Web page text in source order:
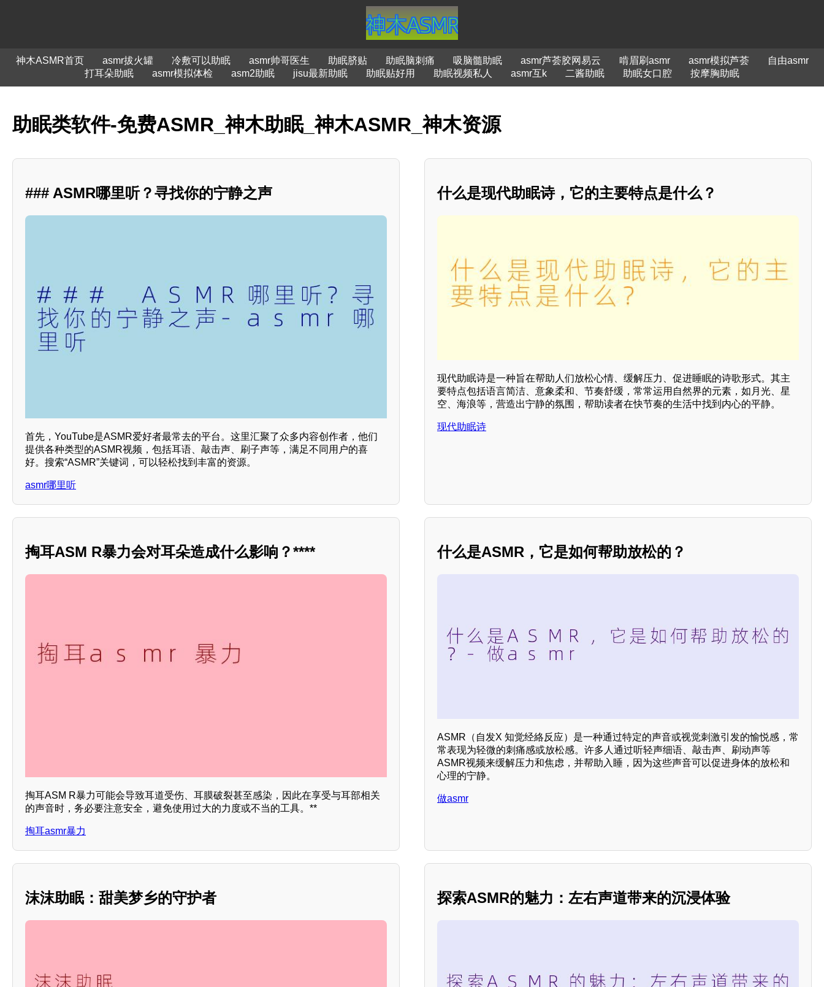
神木ASMR首页 asmr拔火罐 冷敷可以助眠 asmr帅哥医生 助眠脐贴 助眠脑刺痛 吸脑髓助眠 asmr芦荟胶网易云 啃眉刷asmr asmr模拟芦荟
自由asmr
打耳朵助眠
asmr模拟体检 asm2助眠 jisu最新助眠 助眠贴好用 助眠视频私人 asmr互k 二酱助眠 助眠女口腔 按摩胸助眠
助眠类软件-免费ASMR_神木助眠_神木ASMR_神木资源
### ASMR哪里听？寻找你的宁静之声
首先，YouTube是ASMR爱好者最常去的平台。这里汇聚了众多内容创作者，他们
提供各种类型的ASMR视频，包括耳语、敲击声、刷子声等，满足不同用户的喜
好。搜索“ASMR”关键词，可以轻松找到丰富的资源。
asmr哪里听
什么是现代助眠诗，它的主要特点是什么？
现代助眠诗是一种旨在帮助人们放松心情、缓解压力、促进睡眠的诗歌形式。其主
要特点包括语言简洁、意象柔和、节奏舒缓，常常运用自然界的元素，如月光、星
空、海浪等，营造出宁静的氛围，帮助读者在快节奏的生活中找到内心的平静。
现代助眠诗
掏耳ASM R暴力会对耳朵造成什么影响？****
掏耳ASM R暴力可能会导致耳道受伤、耳膜破裂甚至感染，因此在享受与耳部相关
的声音时，务必要注意安全，避免使用过大的力度或不当的工具。**
掏耳asmr暴力
什么是ASMR，它是如何帮助放松的？
ASMR（自发X 知觉经絡反应）是一种通过特定的声音或视觉刺激引发的愉悦感，常
常表现为轻微的刺痛感或放松感。许多人通过听轻声细语、敲击声、刷动声等
ASMR视频来缓解压力和焦虑，并帮助入睡，因为这些声音可以促进身体的放松和
心理的宁静。
做asmr
沫沫助眠：甜美梦乡的守护者 探索ASMR的魅力：左右声道带来的沉浸体验